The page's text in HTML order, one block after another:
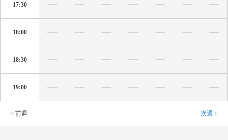
17:30
18:00
18:30
19:00
< 前週 次週 >